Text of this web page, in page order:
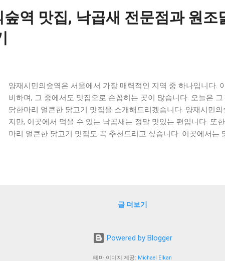
역 맛집, 낙곱새 전문점과 원조
양재시민의숲역은 서울에서 가장 매력적인 지역 중 하나입니다.
비하며, 그 중에서도 맛집으로 손꼽히는 곳이 많습니다. 오늘은
닭한마리 얼큰한 닭고기 맛집을 소개해드리겠습니다. 양재시민
지만, 이곳에서 먹을 수 있는 낙곱새는 정말 맛있는 편입니다. 또
마리 얼큰한 닭고기 맛집도 꼭 추천드리고 싶습니다. 이곳에서는
소개 양재역에서 먹을 수 있는 원조닭한마리 얼큰한 닭고기 맛집
‘낙곱새 집’은 매우 매력적인 맛집으로 손꼽힌다. ‘낙곱새 집’은
5분 거리에 위치하고 있다. 이곳에서 판매하는 낙곱새는 전국적
글 더보기
Powered by Blogger
테마 이미지 제공: Michael Elkan